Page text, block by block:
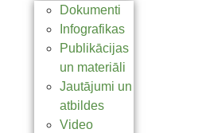
Dokumenti
Infografikas
Publikācijas
un materiāli
Jautājumi un
atbildes
Video